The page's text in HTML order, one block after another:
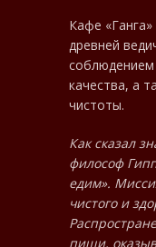
Кафе
древней
соблюдением
качества, а
чистоты.
Как сказал
философ
едим».
чистого и
пищи,